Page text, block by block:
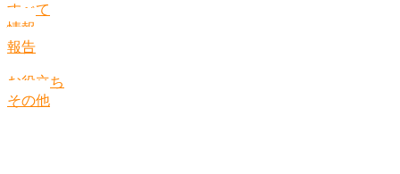
すべて
情報
報告
お役立ち
その他